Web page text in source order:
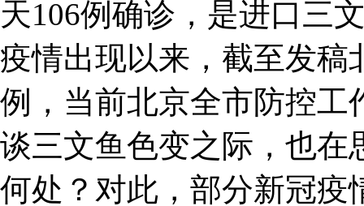
天106例确诊，是进口三
疫情出现以来，截至发稿
例，当前北京全市防控工
谈三文鱼色变之际，也
何处？对此，部分新冠